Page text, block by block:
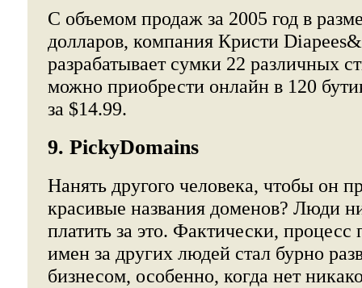
С объемом продаж за 2005 год в
долларов, компания Кристи
разрабатывает сумки 22 различных
можно приобрести онлайн в 120
за $14.99.
9. PickyDomains
Нанять другого человека, чтобы он
красивые названия доменов? Люди
платить за это. Фактически,
имен за других людей стал бурно
бизнесом, особенно, когда нет